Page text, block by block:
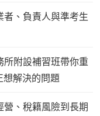
、負責人與準考生
附設補習班帶你重
解決的問題
、稅籍風險到長期